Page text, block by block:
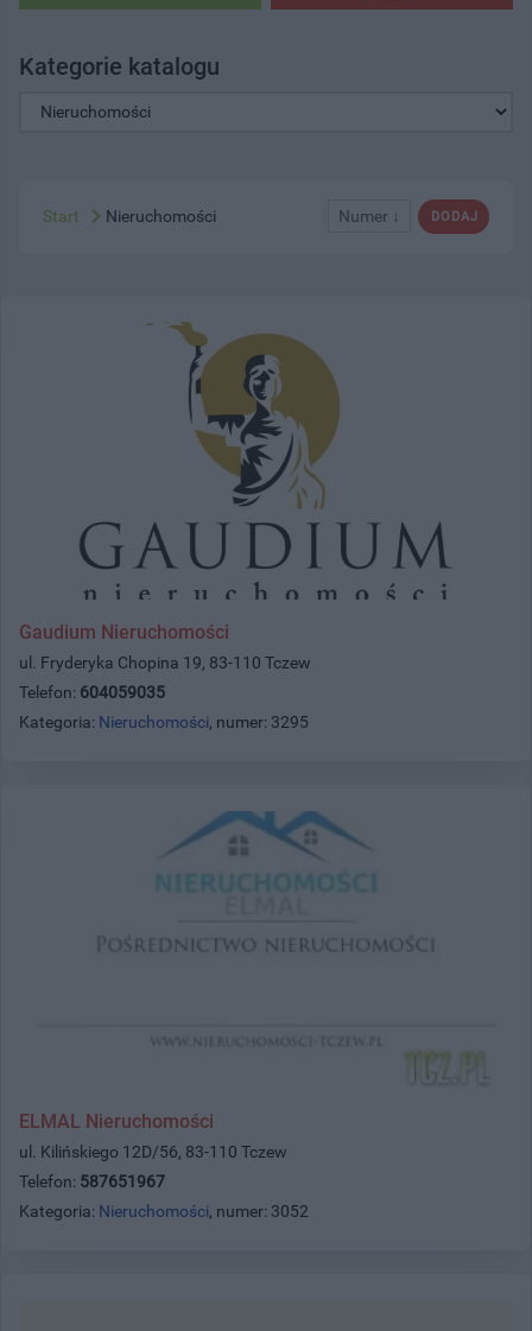
Kategorie katalogu
DODAJ
Numer ↓
Start Nieruchomości
Gaudium Nieruchomości
ul. Fryderyka Chopina 19, 83-110 Tczew
Telefon: 604059035
Kategoria: Nieruchomości, numer: 3295
ELMAL Nieruchomości
ul. Kilińskiego 12D/56, 83-110 Tczew
Telefon: 587651967
Kategoria: Nieruchomości, numer: 3052